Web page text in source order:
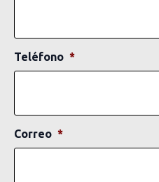
Teléfono *
Correo *